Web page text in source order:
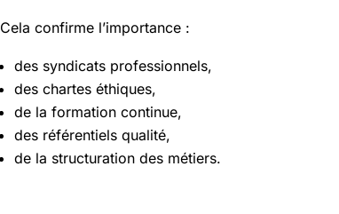
Cela confirme l’importance :
des syndicats professionnels,
des chartes éthiques,
de la formation continue,
des référentiels qualité,
de la structuration des métiers.